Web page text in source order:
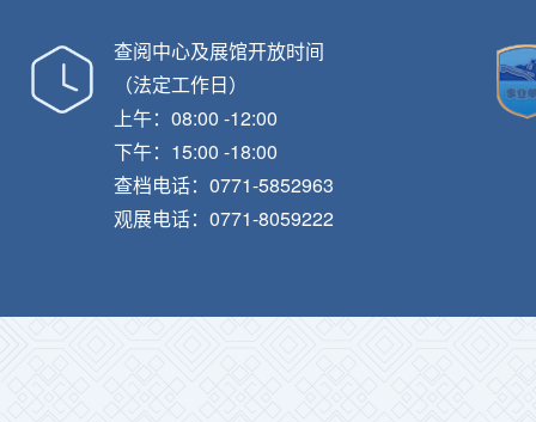
查阅中心及展馆开放时间
（法定工作日）
上午：08:00 -12:00
下午：15:00 -18:00
查档电话：0771-5852963
观展电话：0771-8059222